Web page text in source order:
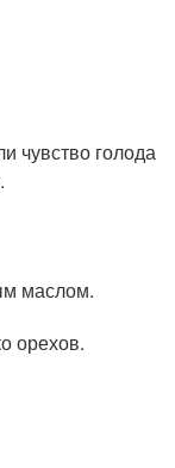
чувство голода
маслом.
орехов.